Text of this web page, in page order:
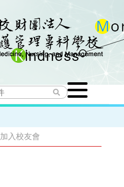
Toggle
navigation
加入校友會